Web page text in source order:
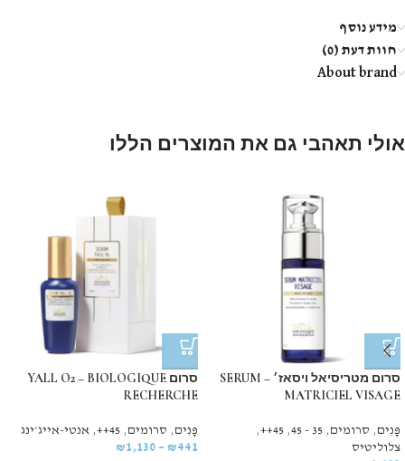
מידע נוסף
חוות דעת (0)
About brand
אולי תאהבי גם את המוצרים הללו
סרום מטריסיאל ויסאז׳ – SERUM
MATRICIEL VISAGE
פָּנִים, סרומים,
35 - 45
,
45++
,
צלוליטיס
סרום YALL O2 – BIOLOGIQUE
RECHERCHE
פָּנִים, סרומים,
45++
, אנטי-אייג׳ינג
₪441
–
₪1,130